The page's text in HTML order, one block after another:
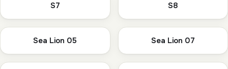
S7 S8
Sea Lion 05 Sea Lion 07